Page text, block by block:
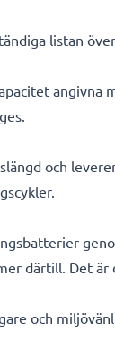
listan
och
därtill. Det är
och